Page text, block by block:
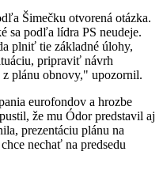
Šimečku otvorená otázka.
sa podľa lídra PS neudeje.
plniť tie základné úlohy,
pripraviť návrh
plánu obnovy," upozornil.
eurofondov a hrozbe
že mu Ódor predstavil aj
prezentáciu plánu na
nechať na predsedu